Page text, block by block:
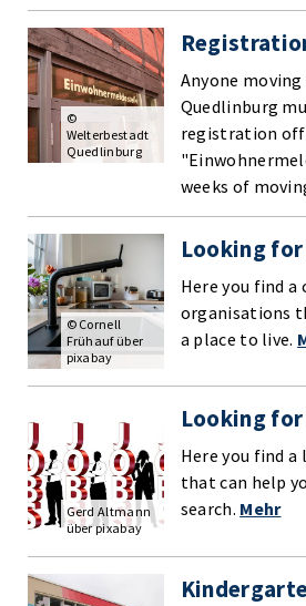
Anyone
Quedlinburg
registration
weeks of
©
Welterbestadt
Quedlinburg
Looking
Here you find a
organisations
a place to live.
© Cornell
Frühauf über
pixabay
Looking
Here you find
that can help
search. Mehr
Gerd Altmann
über pixabay